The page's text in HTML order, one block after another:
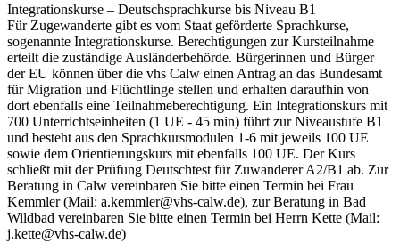
Integrationskurse – Deutschsprachkurse bis Niveau B1
Für Zugewanderte gibt es vom Staat geförderte Sprachkurse,
sogenannte Integrationskurse. Berechtigungen zur Kursteilnahme
erteilt die zuständige Ausländerbehörde. Bürgerinnen und Bürger
der EU können über die vhs Calw einen Antrag an das Bundesamt
für Migration und Flüchtlinge stellen und erhalten daraufhin von
dort ebenfalls eine Teilnahmeberechtigung. Ein Integrationskurs mit
700 Unterrichtseinheiten (1 UE - 45 min) führt zur Niveaustufe B1
und besteht aus den Sprachkursmodulen 1-6 mit jeweils 100 UE
sowie dem Orientierungskurs mit ebenfalls 100 UE. Der Kurs
schließt mit der Prüfung Deutschtest für Zuwanderer A2/B1 ab. Zur
Beratung in Calw vereinbaren Sie bitte einen Termin bei Frau
Kemmler (Mail: a.kemmler@vhs-calw.de), zur Beratung in Bad
Wildbad vereinbaren Sie bitte einen Termin bei Herrn Kette (Mail:
j.kette@vhs-calw.de)